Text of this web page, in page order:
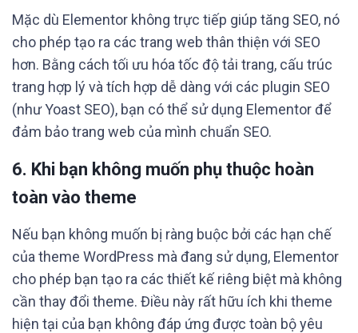
Mặc dù Elementor không trực tiếp giúp tăng SEO, nó
cho phép tạo ra các trang web thân thiện với SEO
hơn. Bằng cách tối ưu hóa tốc độ tải trang, cấu trúc
trang hợp lý và tích hợp dễ dàng với các plugin SEO
(như Yoast SEO), bạn có thể sử dụng Elementor để
đảm bảo trang web của mình chuẩn SEO.
6. Khi bạn không muốn phụ thuộc hoàn
toàn vào theme
Nếu bạn không muốn bị ràng buộc bởi các hạn chế
của theme WordPress mà đang sử dụng, Elementor
cho phép bạn tạo ra các thiết kế riêng biệt mà không
cần thay đổi theme. Điều này rất hữu ích khi theme
hiện tại của bạn không đáp ứng được toàn bộ yêu